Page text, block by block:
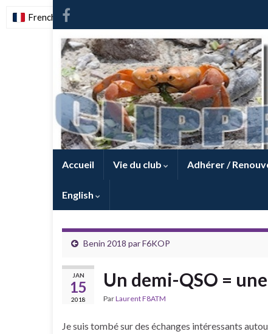
Accueil Vie du club Adhérer /
English
Benin 2018 par F6KOP
JAN
15
2018
Un demi-QSO =
ParLaurent F8ATM
Je suis tombé sur des échanges intéressants
French -FR